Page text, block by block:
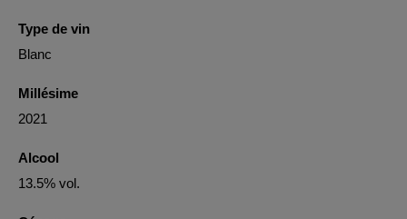
Type de vin
Blanc
Millésime
2021
Alcool
13.5% vol.